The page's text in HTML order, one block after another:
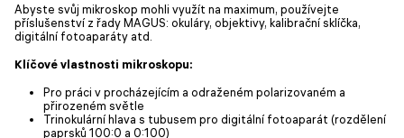
Abyste svůj mikroskop mohli využít na maximum, používejte
příslušenství z řady MAGUS: okuláry, objektivy, kalibrační sklíčka,
digitální fotoaparáty atd.
Klíčové vlastnosti mikroskopu:
Pro práci v procházejícím a odraženém polarizovaném a
přirozeném světle
Trinokulární hlava s tubusem pro digitální fotoaparát (rozdělení
paprsků 100:0 a 0:100)